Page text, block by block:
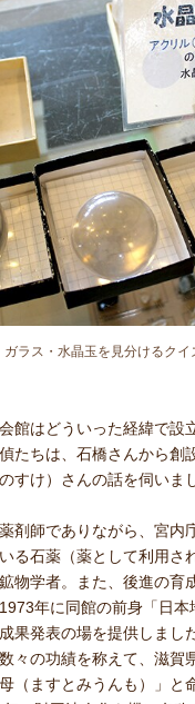
ガラス・水晶玉を見分けるクイ
館はどういった経緯で設
たちは、石橋さんから創
すけ）さんの話を伺いま
剤師でありながら、宮内
る石薬（薬として利用さ
物学者。また、後進の育
年に同館の前身「日本
果発表の場を提供しまし
々の功績を称えて、滋賀
（ますとみうんも）」と